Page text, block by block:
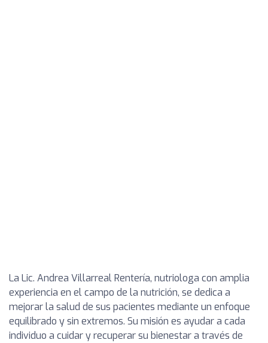
La Lic. Andrea Villarreal Rentería, nutriologa con amplia
experiencia en el campo de la nutrición, se dedica a
mejorar la salud de sus pacientes mediante un enfoque
equilibrado y sin extremos. Su misión es ayudar a cada
individuo a cuidar y recuperar su bienestar a través de